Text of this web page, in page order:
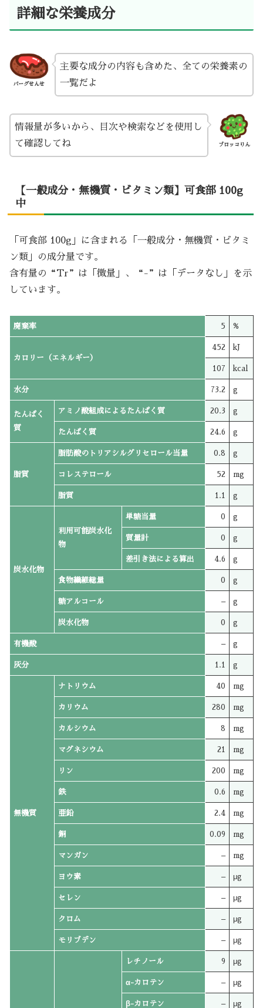
詳細な栄養成分
バーグせんせ
主要な成分の内容も含めた、全ての栄養素の
一覧だよ
ブロッコりん
情報量が多いから、目次や検索などを使用し
て確認してね
【一般成分・無機質・ビタミン類】可食部 100g
中
「可食部 100g」に含まれる「一般成分・無機質・ビタミ
ン類」の成分量です。
含有量の“Tr”は「微量」、“-”は「データなし」を示
しています。
廃棄率 5 %
カロリー（エネルギー）
452 kJ
107 kcal
水分 73.2 g
たんぱく
質
アミノ酸組成によるたんぱく質 20.3 g
たんぱく質 24.6 g
脂質
脂肪酸のトリアシルグリセロール当量 0.8 g
コレステロール 52 mg
脂質 1.1 g
炭水化物
利用可能炭水化
物
単糖当量 0 g
質量計 0 g
差引き法による算出 4.6 g
食物繊維総量 0 g
糖アルコール – g
炭水化物 0 g
有機酸 – g
灰分 1.1 g
無機質
ナトリウム 40 mg
カリウム 280 mg
カルシウム 8 mg
マグネシウム 21 mg
リン 200 mg
鉄 0.6 mg
亜鉛 2.4 mg
銅 0.09 mg
マンガン – mg
ヨウ素 – μg
セレン – μg
クロム – μg
モリブデン – μg
レチノール 9 μg
α-カロテン – μg
β-カロテン – μg